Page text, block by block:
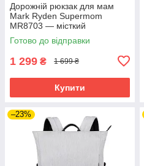
Дорожній рюкзак для мам
Mark Ryden Supermom
MR8703 — місткий
органайзер для подорожей з
дитиною (Червоний)
Готово до відправки
1 299 ₴ 1 699 ₴
Купити
–23%